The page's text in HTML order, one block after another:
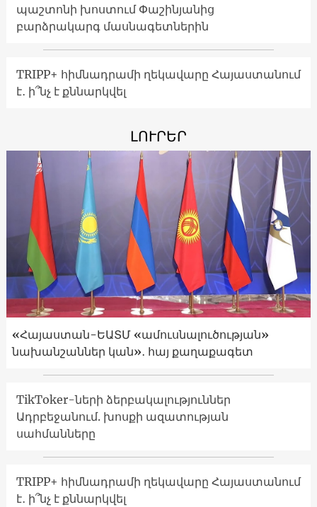
պաշտոնի խոստում Փաշինյանից
բարձրակարգ մասնագետներին
TRIPP+ հիմնադրամի ղեկավարը Հայաստանում
է․ ի՞նչ է քննարկվել
ԼՈՒՐԵՐ
«Հայաստան-ԵԱՏՄ «ամուսնալուծության»
նախանշաններ կան»․ հայ քաղաքագետ
TikToker-ների ձերբակալություններ
Ադրբեջանում. խոսքի ազատության
սահմանները
TRIPP+ հիմնադրամի ղեկավարը Հայաստանում
է․ ի՞նչ է քննարկվել